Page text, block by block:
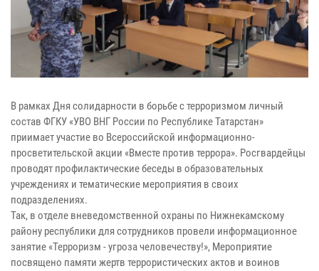
В рамках Дня солидарности в борьбе с терроризмом личный
состав ФГКУ «УВО ВНГ России по Республике Татарстан»
приимает участие во Всероссийской информационно-
просветительской акции «Вместе против террора». Росгвардейцы
проводят профилактические беседы в образовательных
учреждениях и тематические мероприятия в своих
подразделениях.
Так, в отделе вневедомственной охраны по Нижнекамскому
району республики для сотрудников провели информационное
занятие «Терроризм - угроза человечеству!», Мероприятие
посвящено памяти жертв террористических актов и воинов